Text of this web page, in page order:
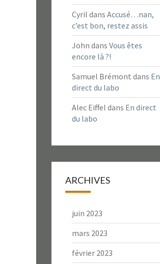
Cyril dans Accusé…nan,
c’est bon, restez assis
John dans Vous êtes
encore là ?!
Samuel Brémont dans En
direct du labo
Alec Eiffel dans En direct
du labo
ARCHIVES
juin 2023
mars 2023
février 2023